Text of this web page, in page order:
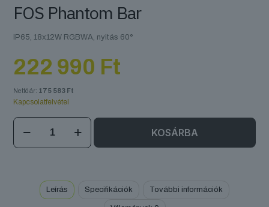
FOS Phantom Bar
IP65, 18x12W RGBWA, nyitás 60°
222 990 Ft
Nettó ár: 175 583 Ft
Kapcsolatfelvétel
FOS
Phantom
Bar
KOSÁRBA
Leírás Specifikációk További információk